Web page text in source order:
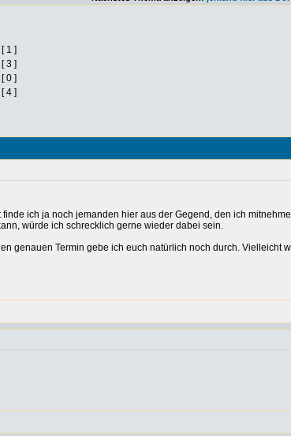
[ 1 ]
[ 3 ]
[ 0 ]
[ 4 ]
ich ja noch jemanden hier aus der Gegend, den ich
würde ich schrecklich gerne wieder dabei sein.
genauen Termin gebe ich euch natürlich noch durch. Vielleicht